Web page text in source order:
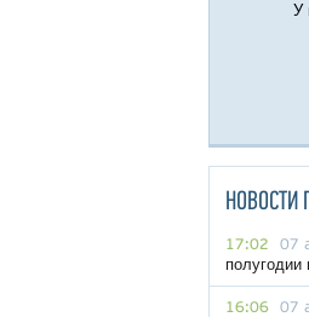
У
НОВОСТИ
17:02 07
полугодии
16:06 07